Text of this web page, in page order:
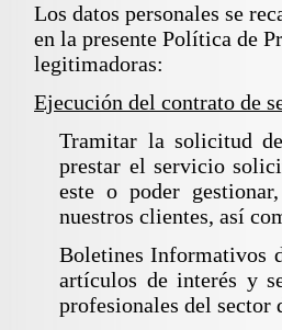
Los datos personales se
en la presente Política de
legitimadoras:
Ejecución del contrato de
Tramitar la solicitud
prestar el servicio
este o poder
nuestros clientes, así
Boletines Informativos
artículos de interés y
profesionales del sector